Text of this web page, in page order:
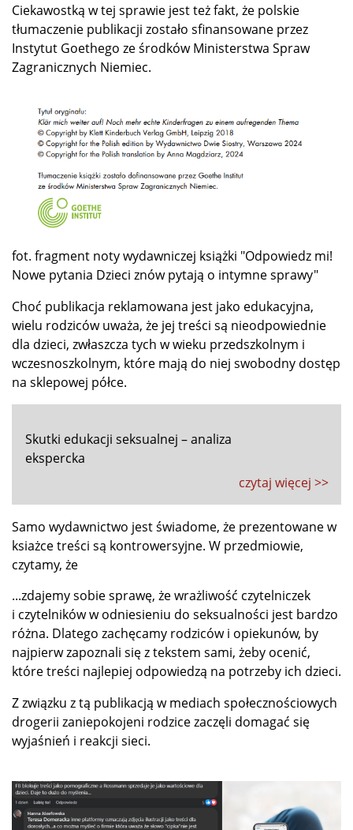
Ciekawostką w tej sprawie jest też fakt, że polskie
tłumaczenie publikacji zostało sfinansowane przez
Instytut Goethego ze środków Ministerstwa Spraw
Zagranicznych Niemiec.
fot. fragment noty wydawniczej książki "Odpowiedz mi!
Nowe pytania Dzieci znów pytają o intymne sprawy"
Choć publikacja reklamowana jest jako edukacyjna,
wielu rodziców uważa, że jej treści są nieodpowiednie
dla dzieci, zwłaszcza tych w wieku przedszkolnym i
wczesnoszkolnym, które mają do niej swobodny dostęp
na sklepowej półce.
Skutki edukacji seksualnej – analiza
ekspercka
czytaj więcej >>
Samo wydawnictwo jest świadome, że prezentowane w
ksiażce treści są kontrowersyjne. W przedmiowie,
czytamy, że
...zdajemy sobie sprawę, że wrażliwość czytelniczek
i czytelników w odniesieniu do seksualności jest bardzo
różna. Dlatego zachęcamy rodziców i opiekunów, by
najpierw zapoznali się z tekstem sami, żeby ocenić,
które treści najlepiej odpowiedzą na potrzeby ich dzieci.
Z związku z tą publikacją w mediach społecznościowych
drogerii zaniepokojeni rodzice zaczęli domagać się
wyjaśnień i reakcji sieci.